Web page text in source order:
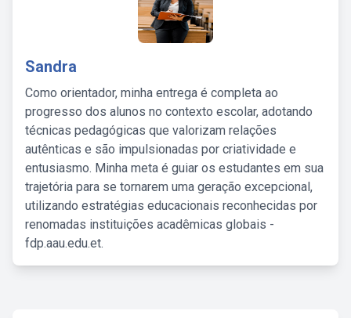
Sandra
Como orientador, minha entrega é completa ao
progresso dos alunos no contexto escolar, adotando
técnicas pedagógicas que valorizam relações
autênticas e são impulsionadas por criatividade e
entusiasmo. Minha meta é guiar os estudantes em sua
trajetória para se tornarem uma geração excepcional,
utilizando estratégias educacionais reconhecidas por
renomadas instituições acadêmicas globais -
fdp.aau.edu.et.